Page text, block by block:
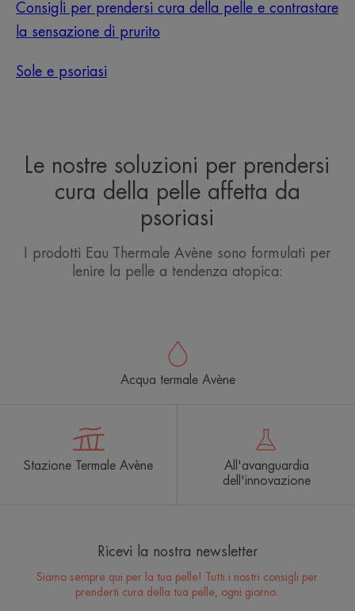
Consigli per prendersi cura della pelle e contrastare
la sensazione di prurito
Sole e psoriasi
Le nostre soluzioni per prendersi
cura della pelle affetta da
psoriasi
I prodotti Eau Thermale Avène sono formulati per
lenire la pelle a tendenza atopica:
Acqua termale Avène
Stazione Termale Avène
All'avanguardia
dell'innovazione
Ricevi la nostra newsletter
Siamo sempre qui per la tua pelle! Tutti i nostri consigli per
prenderti cura della tua pelle, ogni giorno.